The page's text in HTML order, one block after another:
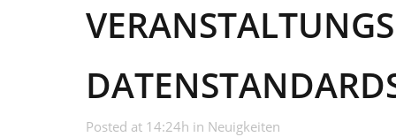
Posted at 14:24h in Neuigkeiten